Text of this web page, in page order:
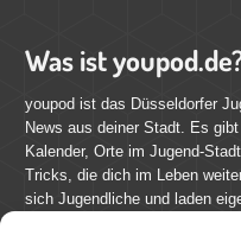
Was ist
youpod ist das Düsseldorfer
News aus deiner Stadt. Es
Kalender, Orte im Jugend-
Tricks, die dich im Leben
sich Jugendliche und laden